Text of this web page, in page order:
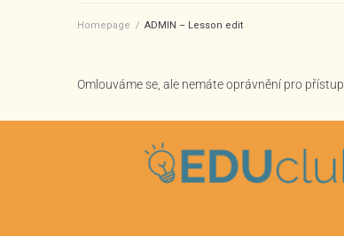
Homepage / ADMIN – Lesson edit
Omlouváme se, ale nemáte oprávnění pro přístup.